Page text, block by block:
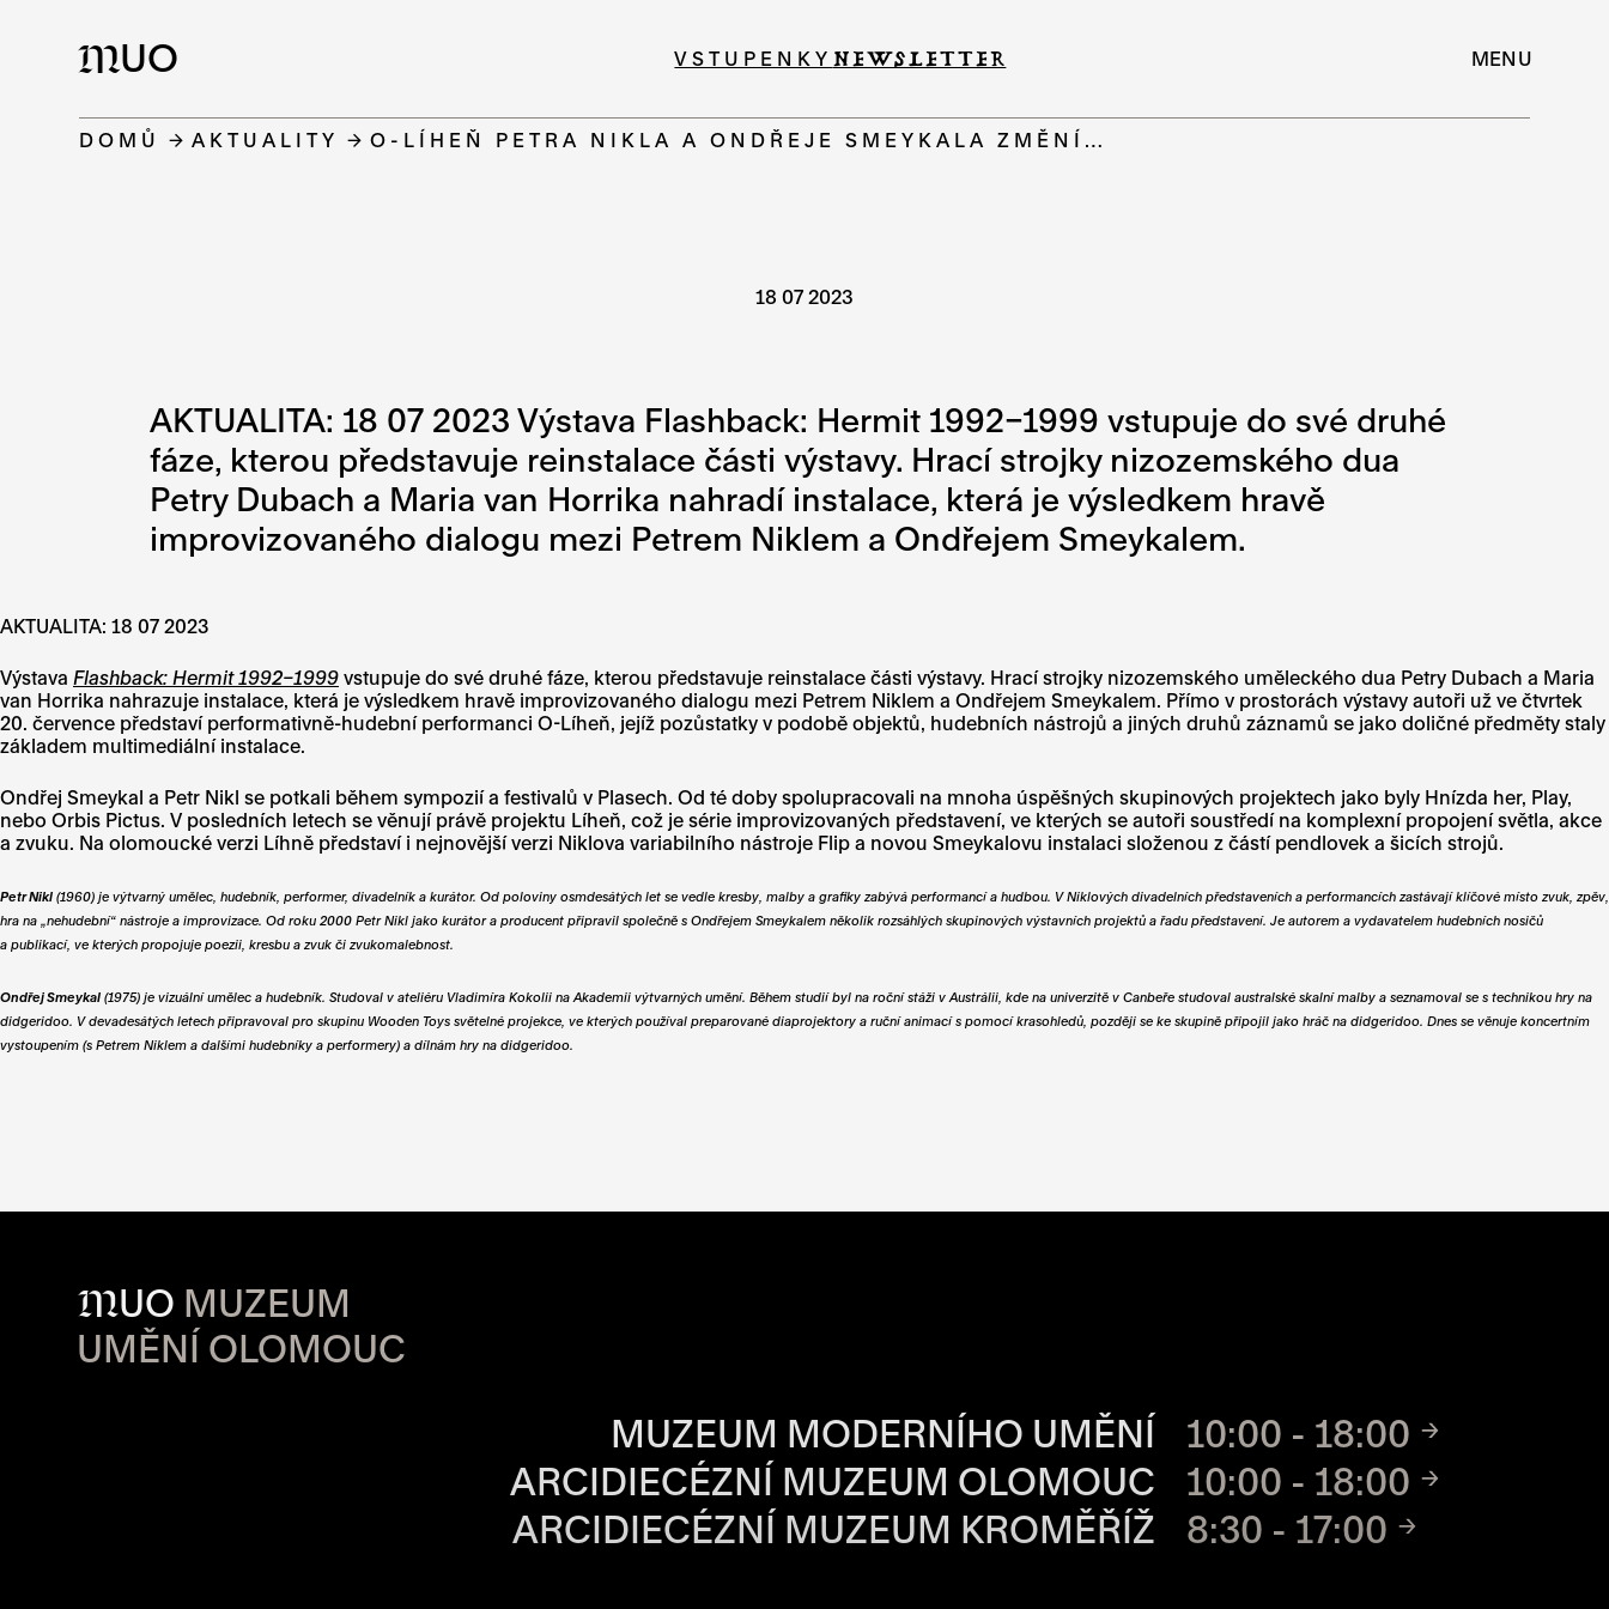
MUO VSTUPENKY NEWSLETTER MENU
DOMŮ AKTUALITY O-LÍHEŇ PETRA NIKLA A ONDŘEJE SMEYKALA ZMĚNÍ…
18 07 2023
AKTUALITA: 18 07 2023 Výstava Flashback: Hermit 1992–1999 vstupuje do své druhé
fáze, kterou představuje reinstalace části výstavy. Hrací strojky nizozemského dua
Petry Dubach a Maria van Horrika nahradí instalace, která je výsledkem hravě
improvizovaného dialogu mezi Petrem Niklem a Ondřejem Smeykalem.
AKTUALITA: 18 07 2023
Výstava Flashback: Hermit 1992–1999 vstupuje do své druhé fáze, kterou představuje reinstalace části výstavy. Hrací strojky nizozemského uměleckého dua Petry Dubach a Maria
van Horrika nahrazuje instalace, která je výsledkem hravě improvizovaného dialogu mezi Petrem Niklem a Ondřejem Smeykalem. Přímo v prostorách výstavy autoři už ve čtvrtek
20. července představí performativně-hudební performanci O-Líheň, jejíž pozůstatky v podobě objektů, hudebních nástrojů a jiných druhů záznamů se jako doličné předměty staly
základem multimediální instalace.
Ondřej Smeykal a Petr Nikl se potkali během sympozií a festivalů v Plasech. Od té doby spolupracovali na mnoha úspěšných skupinových projektech jako byly Hnízda her, Play,
nebo Orbis Pictus. V posledních letech se věnují právě projektu Líheň, což je série improvizovaných představení, ve kterých se autoři soustředí na komplexní propojení světla, akce
a zvuku. Na olomoucké verzi Líhně představí i nejnovější verzi Niklova variabilního nástroje Flip a novou Smeykalovu instalaci složenou z částí pendlovek a šicích strojů.
Petr Nikl (1960) je výtvarný umělec, hudebník, performer, divadelník a kurátor. Od poloviny osmdesátých let se vedle kresby, malby a grafiky zabývá performancí a hudbou. V Niklových divadelních představeních a performancích zastávají klíčové místo zvuk, zpěv,
hra na „nehudební“ nástroje a improvizace. Od roku 2000 Petr Nikl jako kurátor a producent připravil společně s Ondřejem Smeykalem několik rozsáhlých skupinových výstavních projektů a řadu představení. Je autorem a vydavatelem hudebních nosičů
a publikací, ve kterých propojuje poezii, kresbu a zvuk či zvukomalebnost.
Ondřej Smeykal (1975) je vizuální umělec a hudebník. Studoval v ateliéru Vladimíra Kokolii na Akademii výtvarných umění. Během studií byl na roční stáži v Austrálii, kde na univerzitě v Canbeře studoval australské skalní malby a seznamoval se s technikou hry na
didgeridoo. V devadesátých letech připravoval pro skupinu Wooden Toys světelné projekce, ve kterých používal preparované diaprojektory a ruční animací s pomocí krasohledů, později se ke skupině připojil jako hráč na didgeridoo. Dnes se věnuje koncertním
vystoupením (s Petrem Niklem a dalšími hudebníky a performery) a dílnám hry na didgeridoo.
MUO MUZEUM
UMĚNÍ OLOMOUC
OTVÍRACÍ DOBA JEDNOTLIVÝCH MÍST
MUZEUM MODERNÍHO UMĚNÍ
10:00 - 18:00
ARCIDIECÉZNÍ MUZEUM OLOMOUC
10:00 - 18:00
ARCIDIECÉZNÍ MUZEUM KROMĚŘÍŽ
8:30 - 17:00